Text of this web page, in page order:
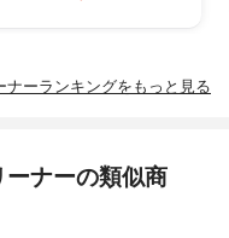
ナーランキングをもっと見る
ナーの類似商